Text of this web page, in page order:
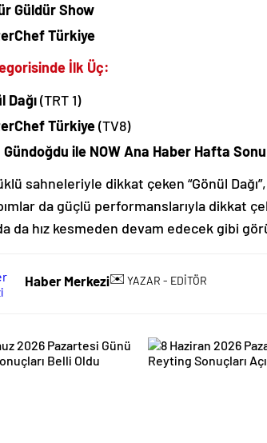
Güldür Show
Türkiye
İlk Üç:
Dağı(TRT 1)
Türkiye(TV8)
Gündoğdu ile NOW Ana Haber Hafta Sonu
sahneleriyle dikkat çeken “Gönül
da güçlü performanslarıyla dikkat
da hız kesmeden devam edecek gibi
Haber Merkezi✉️ YAZAR - EDİTÖR